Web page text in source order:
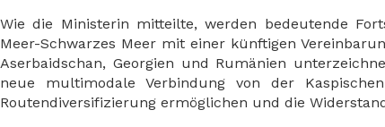
Wie die Ministerin mitteilte, werden bedeutende
Meer-Schwarzes Meer mit einer künftigen
Aserbaidschan, Georgien und Rumänien
neue multimodale Verbindung von der
Routendiversifizierung ermöglichen und die